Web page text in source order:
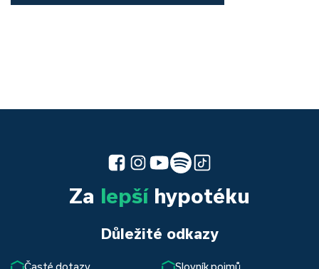
Za lepšíhypotéku
Důležité odkazy